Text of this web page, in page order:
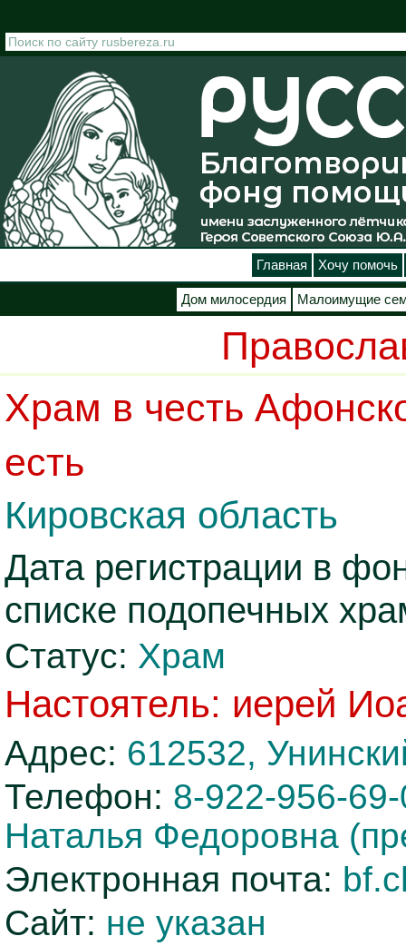
Главная Хочу помочь
Дом милосердия Малоимущие
Храм в честь
есть
Кировская область
Дата регистрации в
списке подопечных
Статус: Храм
Настоятель: иерей
Адрес: 612532,
Телефон: 8-922-956-
Наталья Федоровна
Электронная почта:
Сайт: не указан